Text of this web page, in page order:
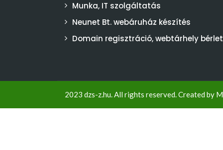
Munka, IT szolgáltatás
Neunet Bt. webáruház készítés
Domain regisztráció, webtárhely bérlet
2023 dzs-z.hu. All rights reserved. Created by